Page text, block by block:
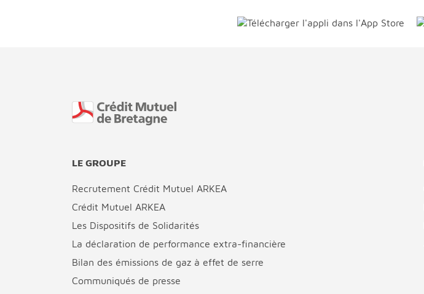
LE GROUPE
Recrutement Crédit Mutuel ARKEA
Crédit Mutuel ARKEA
Les Dispositifs de Solidarités
La déclaration de performance extra-financière
Bilan des émissions de gaz à effet de serre
Communiqués de presse
Fin de page